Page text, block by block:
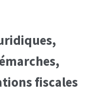
fiscales